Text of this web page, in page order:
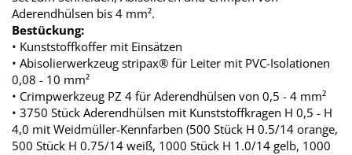
Aderendhülsen bis 4 mm².
Bestückung:
• Kunststoffkoffer mit Einsätzen
• Abisolierwerkzeug stripax® für Leiter mit PVC-Isolationen
0,08 - 10 mm²
• Crimpwerkzeug PZ 4 für Aderendhülsen von 0,5 - 4 mm²
• 3750 Stück Aderendhülsen mit Kunststoffkragen H 0,5 - H
4,0 mit Weidmüller-Kennfarben (500 Stück H 0.5/14 orange,
500 Stück H 0.75/14 weiß, 1000 Stück H 1.0/14 gelb, 1000